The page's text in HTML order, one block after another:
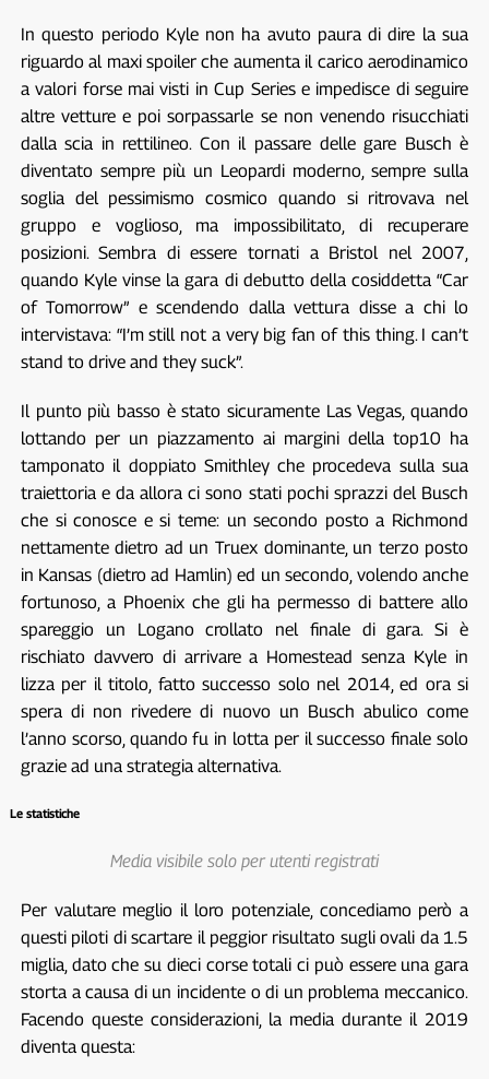
In questo periodo Kyle non ha avuto paura di dire la sua
riguardo al maxi spoiler che aumenta il carico aerodinamico
a valori forse mai visti in Cup Series e impedisce di seguire
altre vetture e poi sorpassarle se non venendo risucchiati
dalla scia in rettilineo. Con il passare delle gare Busch è
diventato sempre più un Leopardi moderno, sempre sulla
soglia del pessimismo cosmico quando si ritrovava nel
gruppo e voglioso, ma impossibilitato, di recuperare
posizioni. Sembra di essere tornati a Bristol nel 2007,
quando Kyle vinse la gara di debutto della cosiddetta “Car
of Tomorrow” e scendendo dalla vettura disse a chi lo
intervistava: “I’m still not a very big fan of this thing. I can’t
stand to drive and they suck”.
Il punto più basso è stato sicuramente Las Vegas, quando
lottando per un piazzamento ai margini della top10 ha
tamponato il doppiato Smithley che procedeva sulla sua
traiettoria e da allora ci sono stati pochi sprazzi del Busch
che si conosce e si teme: un secondo posto a Richmond
nettamente dietro ad un Truex dominante, un terzo posto
in Kansas (dietro ad Hamlin) ed un secondo, volendo anche
fortunoso, a Phoenix che gli ha permesso di battere allo
spareggio un Logano crollato nel finale di gara. Si è
rischiato davvero di arrivare a Homestead senza Kyle in
lizza per il titolo, fatto successo solo nel 2014, ed ora si
spera di non rivedere di nuovo un Busch abulico come
l’anno scorso, quando fu in lotta per il successo finale solo
grazie ad una strategia alternativa.
Le statistiche
Media visibile solo per utenti registrati
Per valutare meglio il loro potenziale, concediamo però a
questi piloti di scartare il peggior risultato sugli ovali da 1.5
miglia, dato che su dieci corse totali ci può essere una gara
storta a causa di un incidente o di un problema meccanico.
Facendo queste considerazioni, la media durante il 2019
diventa questa: